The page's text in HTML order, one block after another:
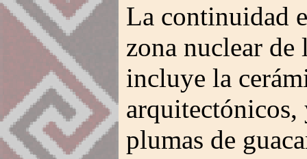
La continuidad
zona nuclear de
incluye la
plumas de